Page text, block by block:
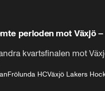
perioden mot Växjö
kvartsfinalen mot
Frölunda HCVäxjö Lakers